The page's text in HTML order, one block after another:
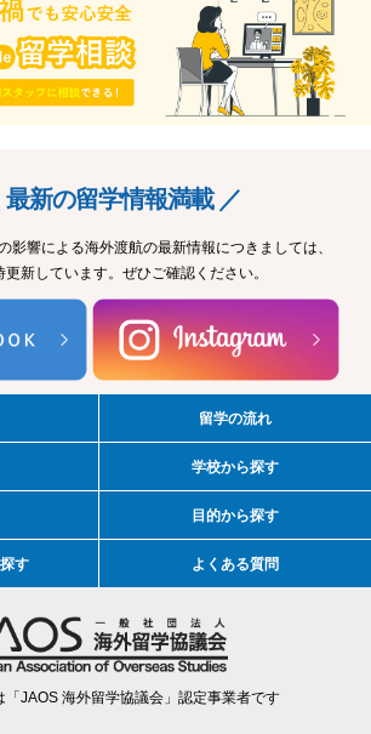
最新の留学情報満載 ／
影響による海外渡航の最新情報につきましては、
新しています。ぜひご確認ください。
留学の流れ
学校から探す
目的から探す
す よくある質問
「JAOS 海外留学協議会」認定事業者です